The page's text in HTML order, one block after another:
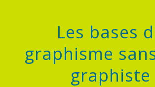
Les bases
graphisme
graphiste